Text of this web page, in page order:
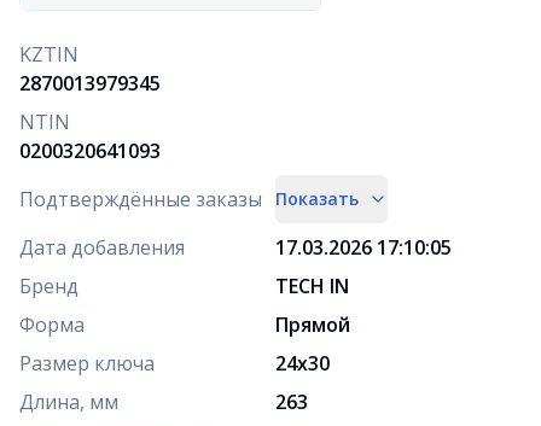
KZTIN
2870013979345
NTIN
0200320641093
Подтверждённые заказы
Показать
Дата добавления
17.03.2026 17:10:05
Бренд
TECH IN
Форма
Прямой
Размер ключа
24х30
Длина, мм
263